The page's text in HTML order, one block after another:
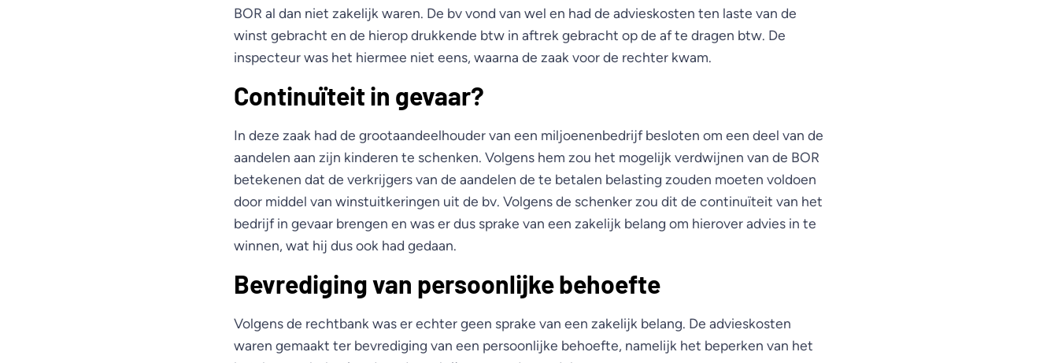
BOR al dan niet zakelijk waren. De bv vond van wel en had de advieskosten ten laste van de
winst gebracht en de hierop drukkende btw in aftrek gebracht op de af te dragen btw. De
inspecteur was het hiermee niet eens, waarna de zaak voor de rechter kwam.
Continuïteit in gevaar?
In deze zaak had de grootaandeelhouder van een miljoenenbedrijf besloten om een deel van de
aandelen aan zijn kinderen te schenken. Volgens hem zou het mogelijk verdwijnen van de BOR
betekenen dat de verkrijgers van de aandelen de te betalen belasting zouden moeten voldoen
door middel van winstuitkeringen uit de bv. Volgens de schenker zou dit de continuïteit van het
bedrijf in gevaar brengen en was er dus sprake van een zakelijk belang om hierover advies in te
winnen, wat hij dus ook had gedaan.
Bevrediging van persoonlijke behoefte
Volgens de rechtbank was er echter geen sprake van een zakelijk belang. De advieskosten
waren gemaakt ter bevrediging van een persoonlijke behoefte, namelijk het beperken van het